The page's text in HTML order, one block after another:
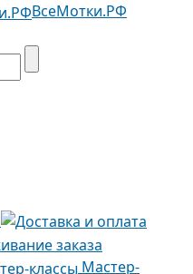
ВсеМотки.РФ
Мастер-